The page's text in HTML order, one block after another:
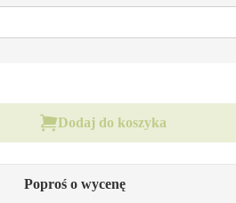
Dodaj do koszyka
Poproś o wycenę